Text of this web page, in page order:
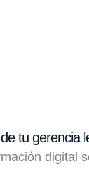
tu gerencia
digital